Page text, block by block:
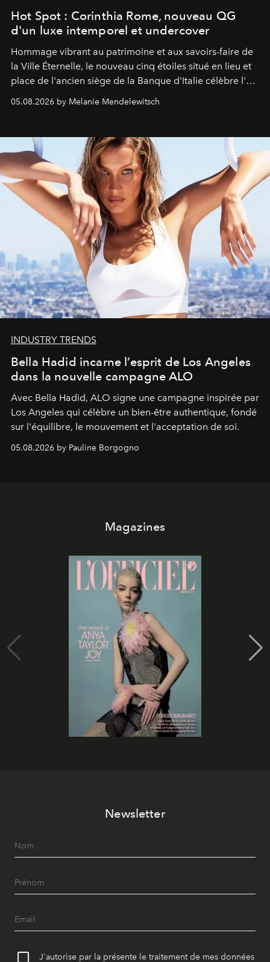
Hot Spot : Corinthia Rome, nouveau QG
d'un luxe intemporel et undercover
Hommage vibrant au patrimoine et aux savoirs-faire de
la Ville Éternelle, le nouveau cinq étoiles situé en lieu et
place de l'ancien siège de la Banque d'Italie célèbre l'art
de vivre Romain dans toute son élégance intemporelle.
05.08.2026 by Melanie Mendelewitsch
INDUSTRY TRENDS
Bella Hadid incarne l’esprit de Los Angeles
dans la nouvelle campagne ALO
Avec Bella Hadid, ALO signe une campagne inspirée par
Los Angeles qui célèbre un bien-être authentique, fondé
sur l'équilibre, le mouvement et l'acceptation de soi.
05.08.2026 by Pauline Borgogno
Magazines
Newsletter
J'autorise par la présente le traitement de mes données